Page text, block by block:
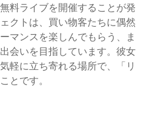
料ライブを開催することが発
クトは、買い物客たちに偶然
マンスを楽しんでもらう、ま
会いを目指しています。彼女
軽に立ち寄れる場所で、「リ
とです。